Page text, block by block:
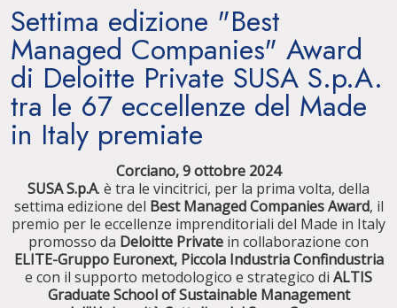
Settima edizione "Best
Managed Companies" Award
di Deloitte Private SUSA S.p.A.
tra le 67 eccellenze del Made
in Italy premiate
Corciano, 9 ottobre 2024
SUSA S.p.A. è tra le vincitrici, per la prima volta, della
settima edizione del Best Managed Companies Award, il
premio per le eccellenze imprenditoriali del Made in Italy
promosso da Deloitte Private in collaborazione con
ELITE-Gruppo Euronext, Piccola Industria Confindustria
e con il supporto metodologico e strategico di ALTIS
Graduate School of Sustainable Management